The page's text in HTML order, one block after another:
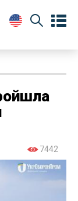
7442